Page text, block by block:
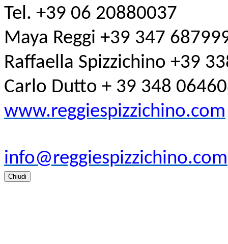
Tel. +39 06 20880037
Maya Reggi +39 347
Raffaella Spizzichino +39
Carlo Dutto + 39 348
www.reggiespizzichino.com
info@reggiespizzichino.com
Chiudi